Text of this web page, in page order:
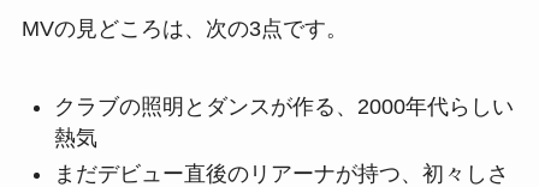
MVの見どころは、次の3点です。
クラブの照明とダンスが作る、2000年代らしい
熱気
まだデビュー直後のリアーナが持つ、初々しさ